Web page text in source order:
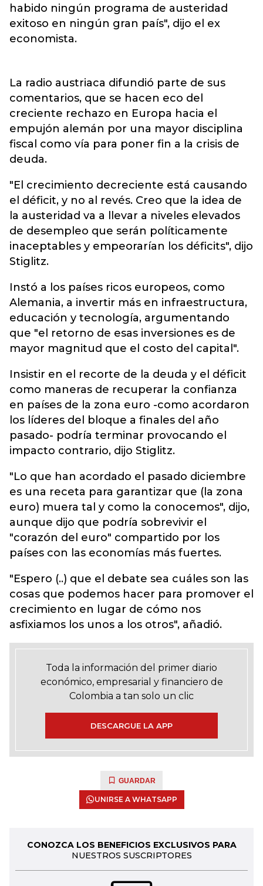
habido ningún programa de austeridad
exitoso en ningún gran país", dijo el ex
economista.
La radio austriaca difundió parte de sus
comentarios, que se hacen eco del
creciente rechazo en Europa hacia el
empujón alemán por una mayor disciplina
fiscal como vía para poner fin a la crisis de
deuda.
"El crecimiento decreciente está causando
el déficit, y no al revés. Creo que la idea de
la austeridad va a llevar a niveles elevados
de desempleo que serán políticamente
inaceptables y empeorarían los déficits", dijo
Stiglitz.
Instó a los países ricos europeos, como
Alemania, a invertir más en infraestructura,
educación y tecnología, argumentando
que "el retorno de esas inversiones es de
mayor magnitud que el costo del capital".
Insistir en el recorte de la deuda y el déficit
como maneras de recuperar la confianza
en países de la zona euro -como acordaron
los líderes del bloque a finales del año
pasado- podría terminar provocando el
impacto contrario, dijo Stiglitz.
"Lo que han acordado el pasado diciembre
es una receta para garantizar que (la zona
euro) muera tal y como la conocemos", dijo,
aunque dijo que podría sobrevivir el
"corazón del euro" compartido por los
países con las economías más fuertes.
"Espero (..) que el debate sea cuáles son las
cosas que podemos hacer para promover el
crecimiento en lugar de cómo nos
asfixiamos los unos a los otros", añadió.
Toda la información del primer diario
económico, empresarial y financiero de
Colombia a tan solo un clic
DESCARGUE LA APP
GUARDAR
UNIRSE A WHATSAPP
CONOZCA LOS BENEFICIOS EXCLUSIVOS PARA
NUESTROS SUSCRIPTORES